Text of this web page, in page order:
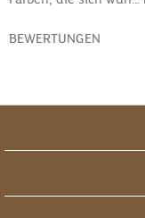
BEWERTUNGEN